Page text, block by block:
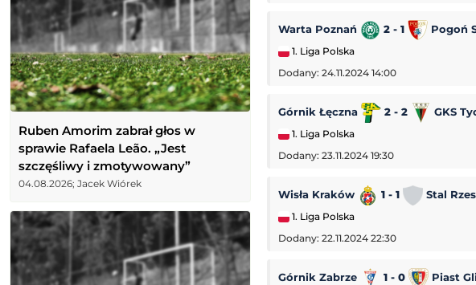
Ruben Amorim zabrał głos w
sprawie Rafaela Leão. „Jest
szczęśliwy i zmotywowany”
04.08.2026; Jacek Wiórek
Warta Poznań 2 - 1 Pogoń
1. Liga Polska
Dodany: 24.11.2024 14:00
Górnik Łęczna 2 - 2 GKS
1. Liga Polska
Dodany: 23.11.2024 19:30
Wisła Kraków 1 - 1 Stal
1. Liga Polska
Dodany: 22.11.2024 22:30
Górnik Zabrze 1 - 0 Piast